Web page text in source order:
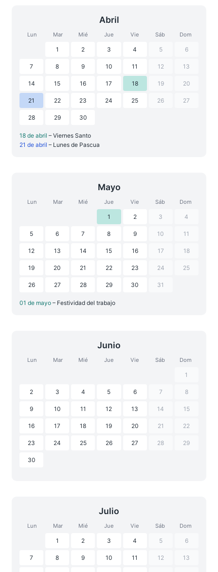
Abril
Lun Mar Mié Jue Vie Sáb Dom
1 2 3 4 5 6
7 8 9 10 11 12 13
14 15 16 17 18 19 20
21 22 23 24 25 26 27
28 29 30
18 de abril – Viernes Santo
21 de abril – Lunes de Pascua
Mayo
Lun Mar Mié Jue Vie Sáb Dom
1 2 3 4
5 6 7 8 9 10 11
12 13 14 15 16 17 18
19 20 21 22 23 24 25
26 27 28 29 30 31
01 de mayo – Festividad del trabajo
Junio
Lun Mar Mié Jue Vie Sáb Dom
1
2 3 4 5 6 7 8
9 10 11 12 13 14 15
16 17 18 19 20 21 22
23 24 25 26 27 28 29
30
Julio
Lun Mar Mié Jue Vie Sáb Dom
1 2 3 4 5 6
7 8 9 10 11 12 13